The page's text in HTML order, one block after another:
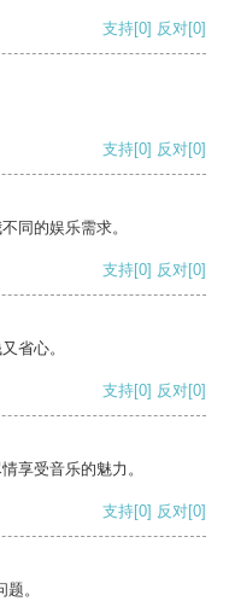
支持[0] 反对[0]
支持[0] 反对[0]
同的娱乐需求。
支持[0] 反对[0]
省心。
支持[0] 反对[0]
享受音乐的魅力。
支持[0] 反对[0]
。